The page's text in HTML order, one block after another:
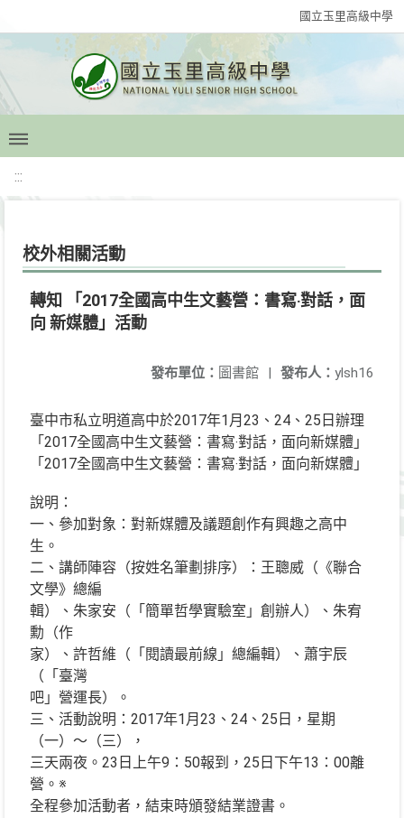
國立玉里高級中學
:::
校外相關活動
轉知 「2017全國高中生文藝營：書寫‧對話，面
向 新媒體」活動
發布人： ylsh16
發布單位： 圖書館 |
臺中市私立明道高中於2017年1月23、24、25日辦理
「2017全國高中生文藝營：書寫‧對話，面向新媒體」
「2017全國高中生文藝營：書寫‧對話，面向新媒體」
說明：
一、參加對象：對新媒體及議題創作有興趣之高中
生。
二、講師陣容（按姓名筆劃排序）：王聰威（《聯合
文學》總編
輯）、朱家安（「簡單哲學實驗室」創辦人）、朱宥
勳（作
家）、許哲維（「閱讀最前線」總編輯）、蕭宇辰
（「臺灣
吧」營運長）。
三、活動說明：2017年1月23、24、25日，星期
（一）～（三），
三天兩夜。23日上午9：50報到，25日下午13：00離
營。※
全程參加活動者，結束時頒發結業證書。